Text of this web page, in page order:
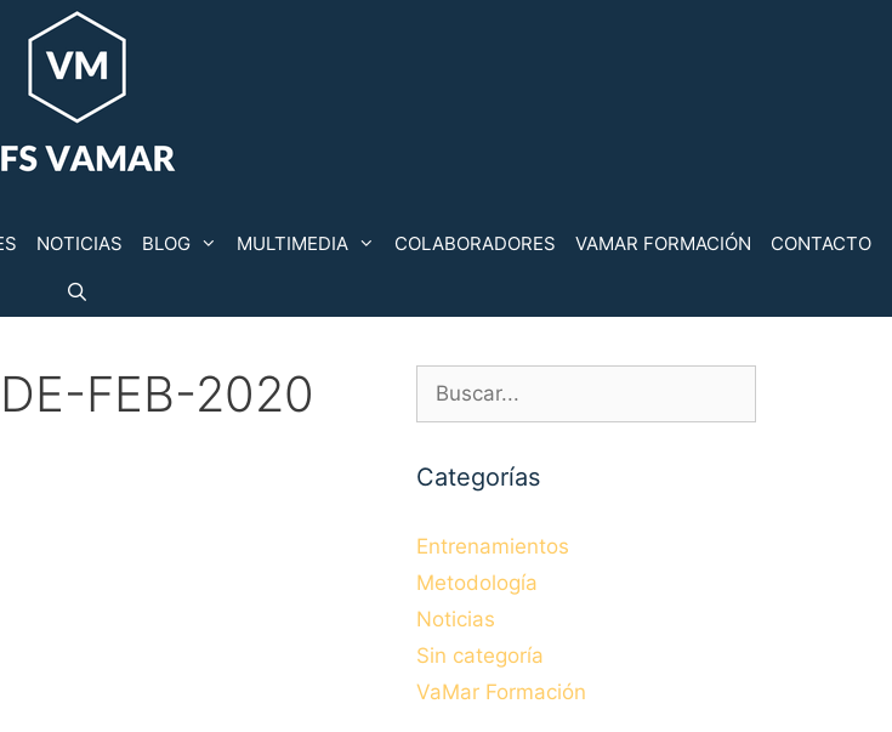
NOTICIAS BLOG MULTIMEDIA COLABORADORES VAMAR FORMACIÓN CONTACTO
FEB-2020 Buscar:
Categorías
Entrenamientos
Metodología
Noticias
Sin categoría
VaMar Formación